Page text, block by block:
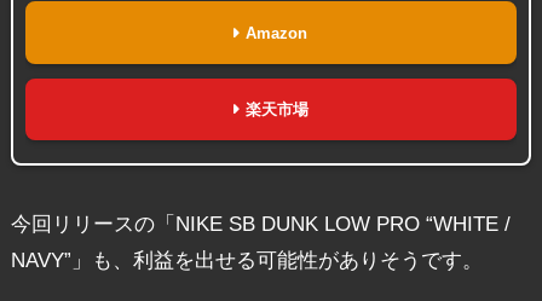
Amazon
楽天市場
今回リリースの「NIKE SB DUNK LOW PRO “WHITE /
NAVY”」も、利益を出せる可能性がありそうです。